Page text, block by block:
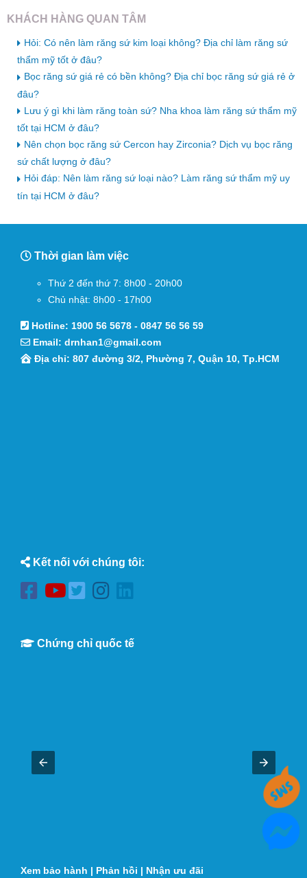
KHÁCH HÀNG QUAN TÂM
Hỏi: Có nên làm răng sứ kim loại không? Địa chỉ làm răng sứ
thẩm mỹ tốt ở đâu?
Bọc răng sứ giá rẻ có bền không? Địa chỉ bọc răng sứ giá rẻ ở
đâu?
Lưu ý gì khi làm răng toàn sứ? Nha khoa làm răng sứ thẩm mỹ
tốt tại HCM ở đâu?
Nên chọn bọc răng sứ Cercon hay Zirconia? Dịch vụ bọc răng
sứ chất lượng ở đâu?
Hỏi đáp: Nên làm răng sứ loại nào? Làm răng sứ thẩm mỹ uy
tín tại HCM ở đâu?
Thời gian làm việc
Thứ 2 đến thứ 7: 8h00 - 20h00
Chủ nhật: 8h00 - 17h00
Hotline: 1900 56 5678 - 0847 56 56 59
Email: drnhan1@gmail.com
Địa chỉ: 807 đường 3/2, Phường 7, Quận 10, Tp.HCM
Kết nối với chúng tôi:
Chứng chỉ quốc tế
Xem bảo hành | Phản hồi | Nhận ưu đãi